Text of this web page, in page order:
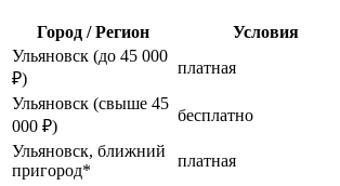
Город / Регион Условия
Ульяновск (до 45 000
₽)
платная
Ульяновск (свыше 45
000 ₽)
бесплатно
Ульяновск, ближний
пригород*
платная